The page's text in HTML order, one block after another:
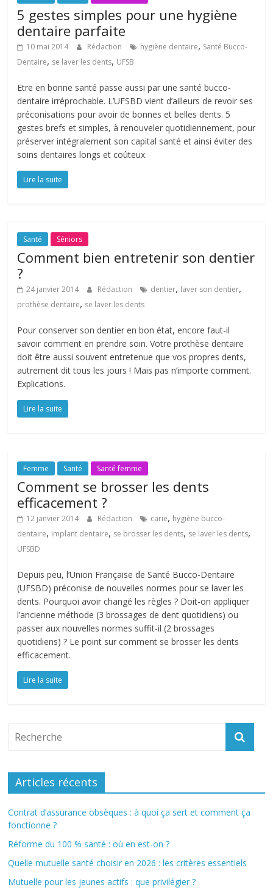
5 gestes simples pour une hygiène
dentaire parfaite
10 mai 2014 Rédaction hygiène dentaire, Santé Bucco-
Dentaire, se laver les dents, UFSB
Etre en bonne santé passe aussi par une santé bucco-
dentaire irréprochable. L’UFSBD vient d’ailleurs de revoir ses
préconisations pour avoir de bonnes et belles dents. 5
gestes brefs et simples, à renouveler quotidiennement, pour
préserver intégralement son capital santé et ainsi éviter des
soins dentaires longs et coûteux.
Lire la suite
Santé Séniors
Comment bien entretenir son dentier
?
24 janvier 2014 Rédaction dentier, laver son dentier,
prothèse dentaire, se laver les dents
Pour conserver son dentier en bon état, encore faut-il
savoir comment en prendre soin. Votre prothèse dentaire
doit être aussi souvent entretenue que vos propres dents,
autrement dit tous les jours ! Mais pas n’importe comment.
Explications.
Lire la suite
Femme Santé Santé femme
Comment se brosser les dents
efficacement ?
12 janvier 2014 Rédaction carie, hygiène bucco-
dentaire, implant dentaire, se brosser les dents, se laver les dents,
UFSBD
Depuis peu, l’Union Française de Santé Bucco-Dentaire
(UFSBD) préconise de nouvelles normes pour se laver les
dents. Pourquoi avoir changé les règles ? Doit-on appliquer
l’ancienne méthode (3 brossages de dent quotidiens) ou
passer aux nouvelles normes suffit-il (2 brossages
quotidiens) ? Le point sur comment se brosser les dents
efficacement.
Lire la suite
Articles récents
Contrat d’assurance obsèques : à quoi ça sert et comment ça
fonctionne ?
Réforme du 100 % santé : où en est-on ?
Quelle mutuelle santé choisir en 2026 : les critères essentiels
Mutuelle pour les jeunes actifs : que privilégier ?